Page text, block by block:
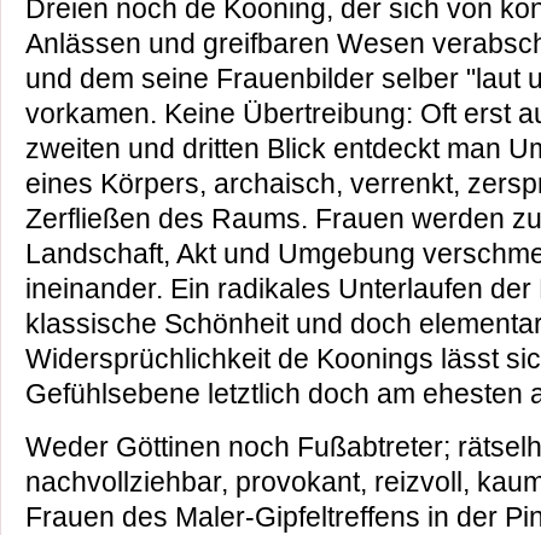
Dreien noch de Kooning, der sich von
Anlässen und greifbaren Wesen
und dem seine Frauenbilder selber "laut
vorkamen. Keine Übertreibung: Oft erst
zweiten und dritten Blick entdeckt man
eines Körpers, archaisch, verrenkt,
Zerfließen des Raums. Frauen werden
Landschaft, Akt und Umgebung
ineinander. Ein radikales Unterlaufen
klassische Schönheit und doch
Widersprüchlichkeit de Koonings lässt
Gefühlsebene letztlich doch am ehesten
Weder Göttinen noch Fußabtreter;
nachvollziehbar, provokant, reizvoll,
Frauen des Maler-Gipfeltreffens in der